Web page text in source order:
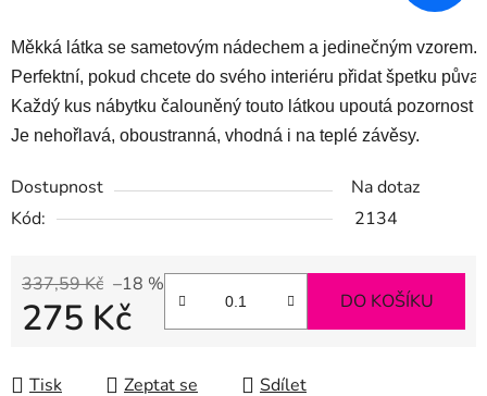
Měkká látka se sametovým nádechem a jedinečným vzorem.
Perfektní, pokud chcete do svého interiéru přidat špetku
Každý kus nábytku čalouněný touto látkou upoutá pozornost
Je nehořlavá, oboustranná, vhodná i na teplé závěsy.
Dostupnost
Na dotaz
Kód:
2134
337,59 Kč –18 %
275 Kč DO KOŠÍKU
Tisk Zeptat se Sdílet